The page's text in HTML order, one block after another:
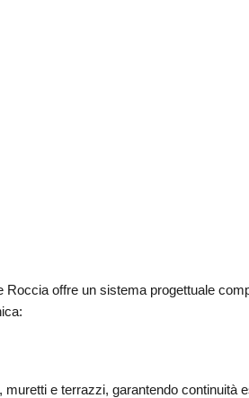
offre un sistema progettuale
muretti e terrazzi, garantendo continuità